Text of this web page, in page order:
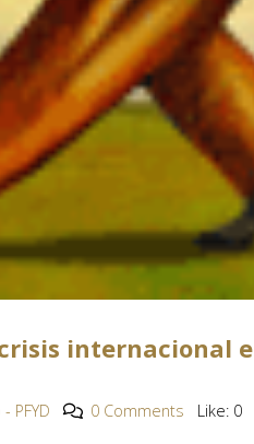
internacional
PFYD 0 Comments Like: 0